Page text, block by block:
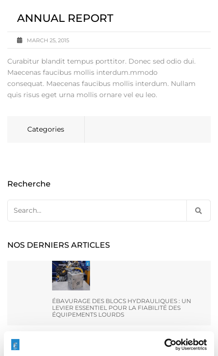
ANNUAL REPORT
MARCH 25, 2015
Curabitur blandit tempus porttitor. Donec sed odio dui.
Maecenas faucibus mollis interdum.mmodo
consequat. Maecenas faucibus mollis interdum. Nullam
quis risus eget urna mollis ornare vel eu leo.
Categories
Recherche
for:
NOS DERNIERS ARTICLES
ÉBAVURAGE DES BLOCS HYDRAULIQUES : UN
LEVIER ESSENTIEL POUR LA FIABILITÉ DES
ÉQUIPEMENTS LOURDS